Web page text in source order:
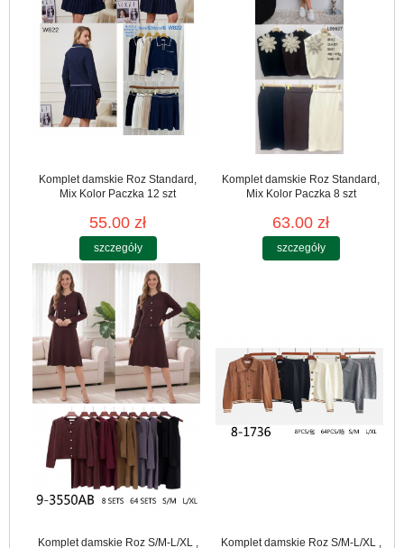
Komplet damskie Roz Standard,
Mix Kolor Paczka 12 szt
55.00 zł
szczegóły
Komplet damskie Roz Standard,
Mix Kolor Paczka 8 szt
63.00 zł
szczegóły
Komplet damskie Roz S/M-L/XL , Komplet damskie Roz S/M-L/XL ,